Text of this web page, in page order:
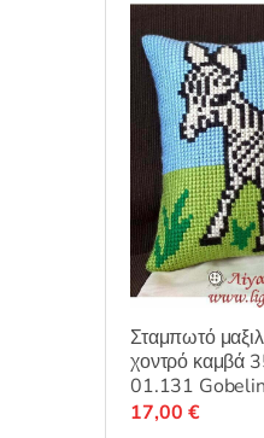
Σταμπωτό
χοντρό καμβά
01.131 Gobelin
17,00 €